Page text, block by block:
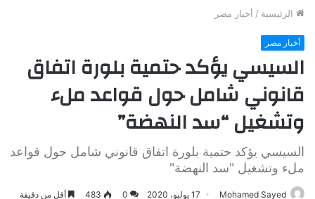
الرئيسية / أخبار مصر
أخبار مصر
السيسي يؤكد حتمية بلورة اتفاق
قانوني شامل حول قواعد ملء
وتشغيل “سد النهضة”
السيسي يؤكد حتمية بلورة اتفاق قانوني شامل حول قواعد
ملء وتشغيل "سد النهضة"
Mohamed Sayed 17 يوليو، 2020 0
483 أقل من دقيقة